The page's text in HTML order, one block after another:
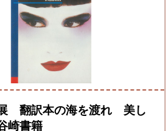
翻訳本の海を渡れ 美し
崎書籍